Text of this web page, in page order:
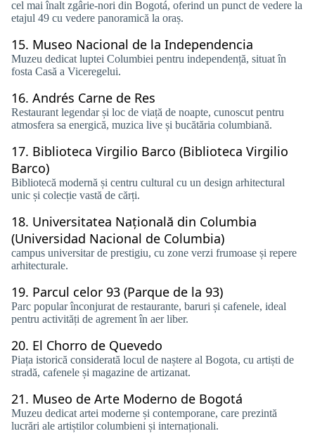
cel mai înalt zgârie-nori din Bogotá, oferind un punct de vedere la
etajul 49 cu vedere panoramică la oraș.
15. Museo Nacional de la Independencia
Muzeu dedicat luptei Columbiei pentru independență, situat în
fosta Casă a Viceregelui.
16. Andrés Carne de Res
Restaurant legendar și loc de viață de noapte, cunoscut pentru
atmosfera sa energică, muzica live și bucătăria columbiană.
17. Biblioteca Virgilio Barco (Biblioteca Virgilio
Barco)
Bibliotecă modernă și centru cultural cu un design arhitectural
unic și colecție vastă de cărți.
18. Universitatea Națională din Columbia
(Universidad Nacional de Columbia)
campus universitar de prestigiu, cu zone verzi frumoase și repere
arhitecturale.
19. Parcul celor 93 (Parque de la 93)
Parc popular înconjurat de restaurante, baruri și cafenele, ideal
pentru activități de agrement în aer liber.
20. El Chorro de Quevedo
Piața istorică considerată locul de naștere al Bogota, cu artiști de
stradă, cafenele și magazine de artizanat.
21. Museo de Arte Moderno de Bogotá
Muzeu dedicat artei moderne și contemporane, care prezintă
lucrări ale artiștilor columbieni și internaționali.